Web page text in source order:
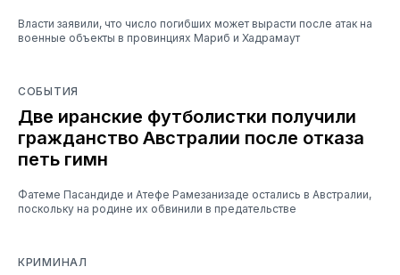
Власти заявили, что число погибших может вырасти после атак на
военные объекты в провинциях Мариб и Хадрамаут
СОБЫТИЯ
Две иранские футболистки получили
гражданство Австралии после отказа
петь гимн
Фатеме Пасандиде и Атефе Рамезанизаде остались в Австралии,
поскольку на родине их обвинили в предательстве
КРИМИНАЛ